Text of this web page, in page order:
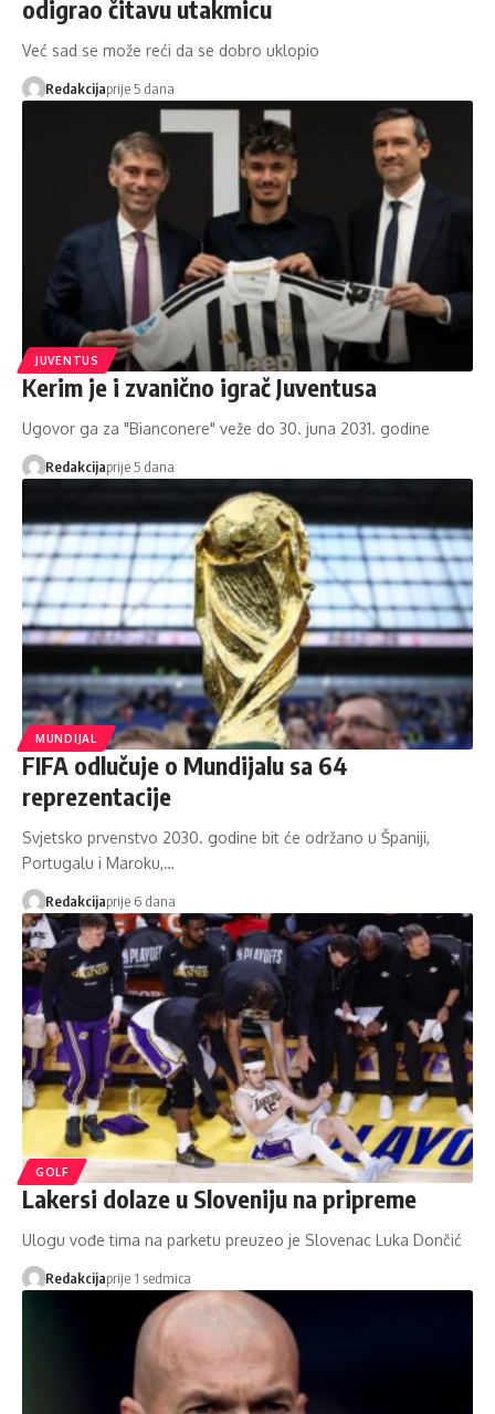
odigrao čitavu utakmicu
Već sad se može reći da se dobro uklopio
Redakcijaprije 5 dana
JUVENTUS
Kerim je i zvanično igrač Juventusa
Ugovor ga za "Bianconere" veže do 30. juna 2031. godine
Redakcijaprije 5 dana
MUNDIJAL
FIFA odlučuje o Mundijalu sa 64
reprezentacije
Svjetsko prvenstvo 2030. godine bit će održano u Španiji,
Portugalu i Maroku,…
Redakcijaprije 6 dana
GOLF
Lakersi dolaze u Sloveniju na pripreme
Ulogu vođe tima na parketu preuzeo je Slovenac Luka Dončić
Redakcijaprije 1 sedmica